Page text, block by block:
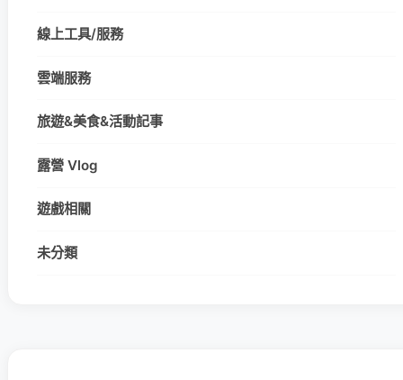
線上工具/服務
雲端服務
旅遊&美食&活動記事
露營 Vlog
遊戲相關
未分類